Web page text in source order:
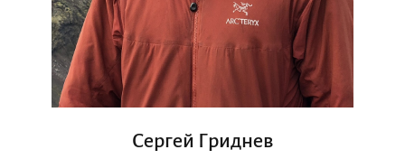
Сергей Гриднев